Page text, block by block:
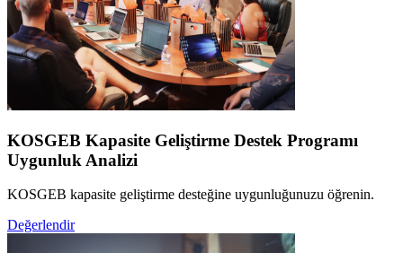
KOSGEB Kapasite Geliştirme Destek Programı
Uygunluk Analizi
KOSGEB kapasite geliştirme desteğine uygunluğunuzu öğrenin.
Değerlendir